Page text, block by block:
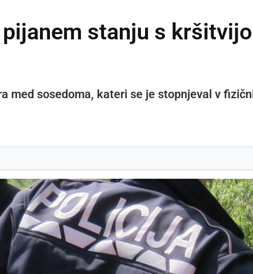
pijanem stanju s
med sosedoma, kateri se je stopnjeval v